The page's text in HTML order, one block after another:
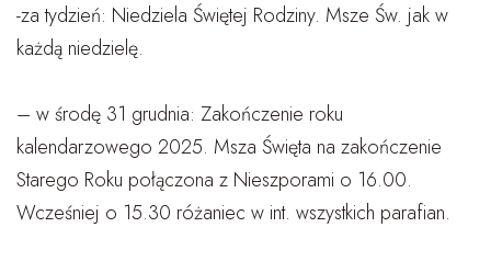
-za tydzień: Niedziela Świętej Rodziny. Msze Św. jak w
każdą niedzielę.
– w środę 31 grudnia: Zakończenie roku
kalendarzowego 2025. Msza Święta na zakończenie
Starego Roku połączona z Nieszporami o 16.00.
Wcześniej o 15.30 różaniec w int. wszystkich parafian.